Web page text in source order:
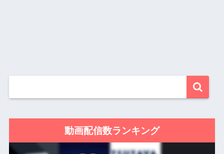
動画配信数ランキング